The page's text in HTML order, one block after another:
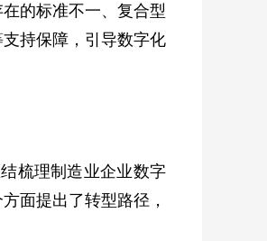
的标准不一、复合型
持保障，引导数字化
梳理制造业企业数字
面提出了转型路径，